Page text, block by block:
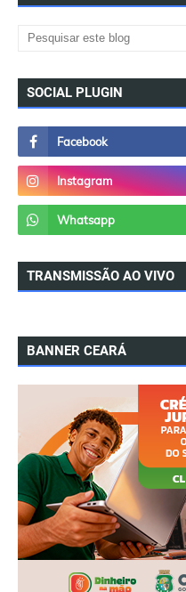
SOCIAL PLUGIN
TRANSMISSÃO AO VIVO
BANNER CEARÁ